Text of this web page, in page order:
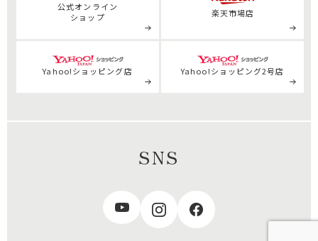
公式オンライン
ショップ
楽天市場店
Yahoo!ショッピング店 Yahoo!ショッピング2号店
SNS